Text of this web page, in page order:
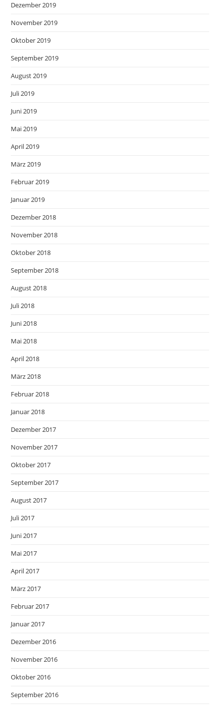
Dezember 2019
November 2019
Oktober 2019
September 2019
August 2019
Juli 2019
Juni 2019
Mai 2019
April 2019
März 2019
Februar 2019
Januar 2019
Dezember 2018
November 2018
Oktober 2018
September 2018
August 2018
Juli 2018
Juni 2018
Mai 2018
April 2018
März 2018
Februar 2018
Januar 2018
Dezember 2017
November 2017
Oktober 2017
September 2017
August 2017
Juli 2017
Juni 2017
Mai 2017
April 2017
März 2017
Februar 2017
Januar 2017
Dezember 2016
November 2016
Oktober 2016
September 2016